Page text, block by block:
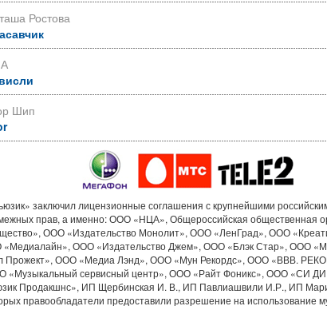
Ростова
Шип
заключил лицензионные соглашения с крупнейшими
прав, а именно: ООО «НЦА», Общероссийская общественная
ООО «Издательство Монолит», ООО «ЛенГрад», ООО
ООО «Издательство Джем», ООО «Блэк Стар», ООО
Прожект», ООО «Медиа Лэнд», ООО «Мун Рекордс», ООО «ВВВ.
«Музыкальный сервисный центр», ООО «Райт Фоникс», ООО «СИ
Продакшнс», ИП Щербинская И. В., ИП Павлиашвили И.Р., ИП
правообладатели предоставили разрешение на использование